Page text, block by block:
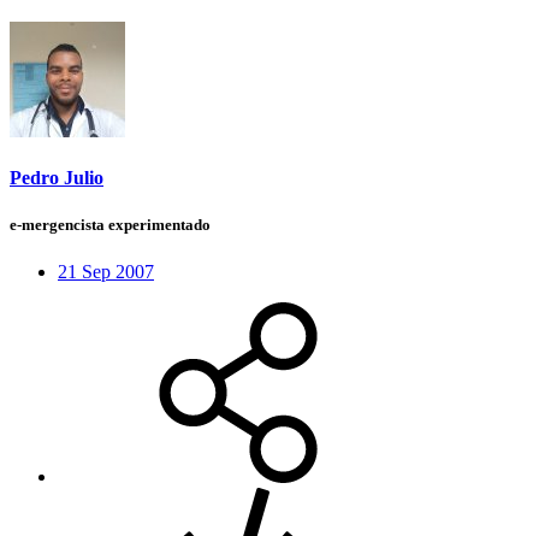
Pedro Julio
e-mergencista experimentado
21 Sep 2007